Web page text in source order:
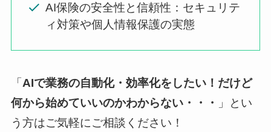
AI保険の安全性と信頼性：セキュリテ
ィ対策や個人情報保護の実態
「 AIで業務の自動化・効率化をしたい！だけど
何から始めていいのかわからない・・・
」とい
う方はご気軽にご相談ください！